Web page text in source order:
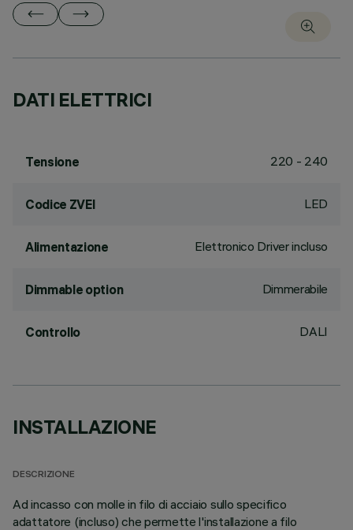
DATI ELETTRICI
Tensione 220 - 240
Codice ZVEI LED
Alimentazione Elettronico Driver incluso
Dimmable option Dimmerabile
Controllo DALI
INSTALLAZIONE
DESCRIZIONE
Ad incasso con molle in filo di acciaio sullo specifico
adattatore (incluso) che permette l'installazione a filo